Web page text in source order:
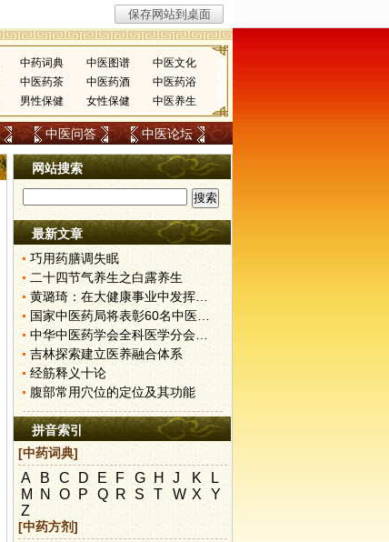
中药词典 中医图谱
中医文化
中医药茶 中医药酒
中医药浴
男性保健 女性保健 中医养生
中医问答 中医论坛
网站搜索
最新文章
巧用药膳调失眠
二十四节气养生之白露养生
黄璐琦：在大健康事业中发挥中医药优势
国家中医药局将表彰60名中医药教学名师
中华中医药学会全科医学分会成立
吉林探索建立医养融合体系
经筋释义十论
腹部常用穴位的定位及其功能
拼音索引
[中药词典]
A B C D E F G H J K
L
M N O P Q R S T W X
Y
Z
[中药方剂]